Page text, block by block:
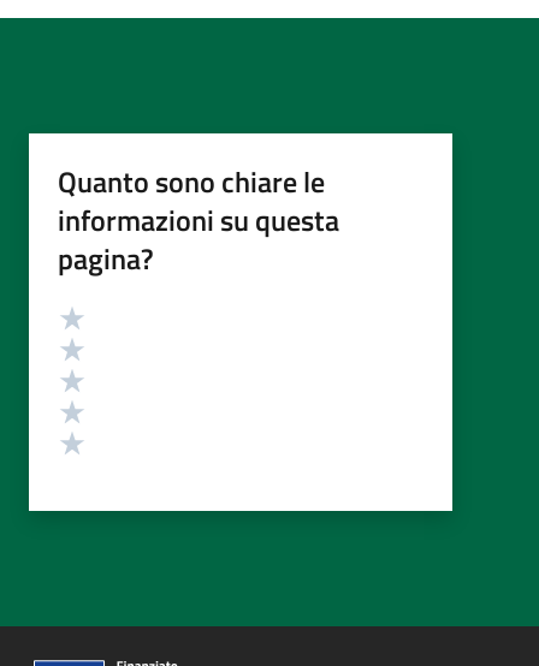
Quanto sono chiare le
informazioni su questa
pagina?
Valutazione